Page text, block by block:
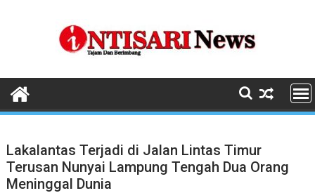
Lakalantas Terjadi di Jalan Lintas Timur
Terusan Nunyai Lampung Tengah Dua Orang
Meninggal Dunia